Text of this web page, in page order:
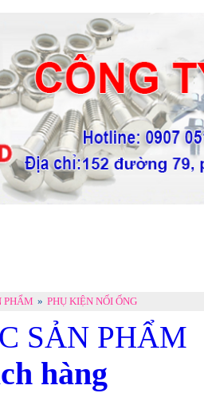
PHẨM » PHỤ KIỆN NỐI ỐNG
SẢN PHẨM
hàng